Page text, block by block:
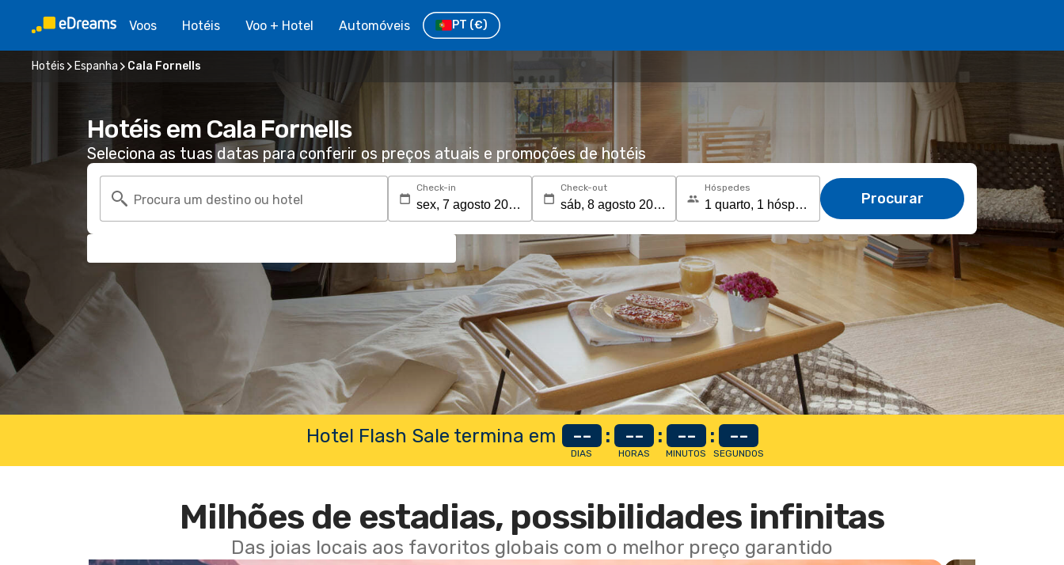
Voos Hotéis Voo + Hotel Automóveis PT (€)
Hotéis Espanha Cala Fornells
Hotéis em Cala Fornells
Seleciona as tuas datas para conferir os preços atuais e promoções de hotéis
Procura um destino ou hotel
Check-in Check-out Hóspedes
Procurar
Hotel Flash Sale termina em --
DIAS
: --
HORAS
: --
MINUTOS
: --
SEGUNDOS
Milhões de estadias, possibilidades infinitas
Das joias locais aos favoritos globais com o melhor preço garantido